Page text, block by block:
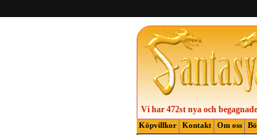
Vi har 472st nya och
Köpvillkor Kontakt Om oss